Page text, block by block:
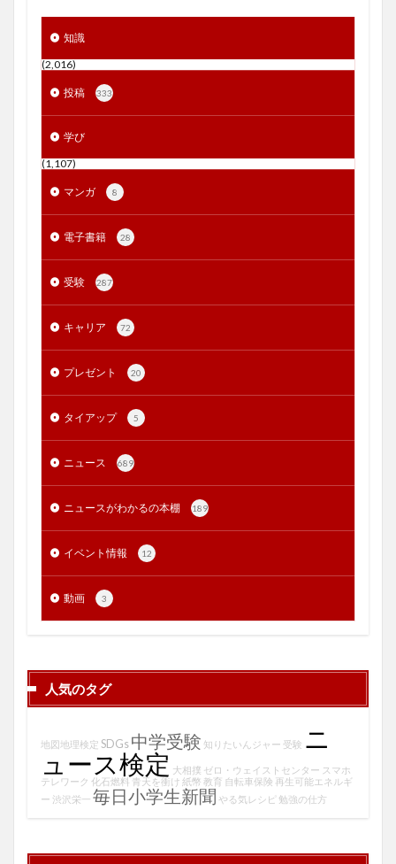
知識
(2,016)
投稿 333
学び
(1,107)
マンガ 8
電子書籍 28
受験 287
キャリア 72
プレゼント 20
タイアップ 5
ニュース 689
ニュースがわかるの本棚 189
イベント情報 12
動画 3
人気のタグ
地図地理検定 SDGs 中学受験 知りたいんジャー 受験 ニ
ュース検定 大相撲 ゼロ・ウェイストセンター スマホ
テレワーク 化石燃料 青天を衝け 紙幣 教育 自転車保険 再生可能エネルギ
ー 渋沢栄一 毎日小学生新聞 やる気レシピ 勉強の仕方